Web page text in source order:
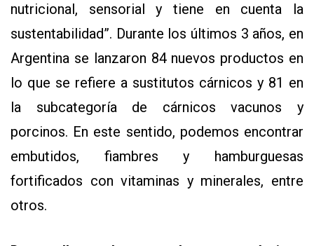
nutricional, sensorial y tiene en cuenta la
sustentabilidad”. Durante los últimos 3 años, en
Argentina se lanzaron 84 nuevos productos en
lo que se refiere a sustitutos cárnicos y 81 en
la subcategoría de cárnicos vacunos y
porcinos. En este sentido, podemos encontrar
embutidos, fiambres y hamburguesas
fortificados con vitaminas y minerales, entre
otros.